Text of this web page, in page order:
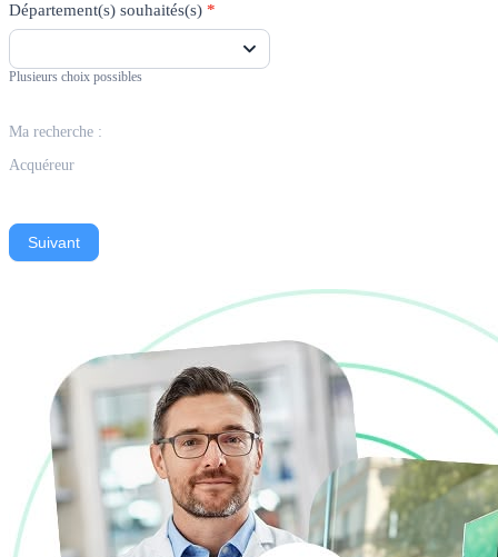
Département(s) souhaités(s) *
Plusieurs choix possibles
Ma recherche :
Acquéreur
Suivant